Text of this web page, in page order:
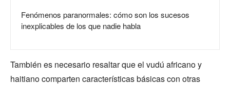
Fenómenos paranormales: cómo son los sucesos
inexplicables de los que nadie habla
También es necesario resaltar que el vudú africano y
haitiano comparten características básicas con otras